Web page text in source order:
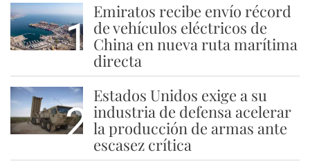
1
Emiratos recibe envío récord
de vehículos eléctricos de
China en nueva ruta marítima
directa
2
Estados Unidos exige a su
industria de defensa acelerar
la producción de armas ante
escasez crítica